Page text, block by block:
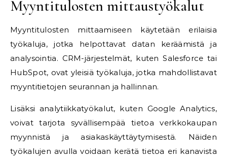
Myyntitulosten mittaustyökalut
Myyntitulosten mittaamiseen käytetään erilaisia
työkaluja, jotka helpottavat datan keräämistä ja
analysointia. CRM-järjestelmät, kuten Salesforce tai
HubSpot, ovat yleisiä työkaluja, jotka mahdollistavat
myyntitietojen seurannan ja hallinnan.
Lisäksi analytiikkatyökalut, kuten Google Analytics,
voivat tarjota syvällisempää tietoa verkkokaupan
myynnistä ja asiakaskäyttäytymisestä. Näiden
työkalujen avulla voidaan kerätä tietoa eri kanavista